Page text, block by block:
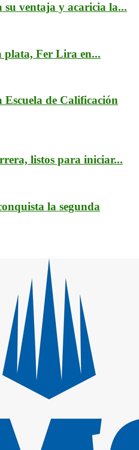
ventaja y acaricia la...
plata, Fer Lira en...
de Calificación
listos para iniciar...
la segunda